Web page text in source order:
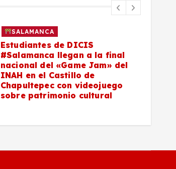
SALAMANCA
Estudiantes de DICIS
#Salamanca llegan a la final
nacional del «Game Jam» del
INAH en el Castillo de
Chapultepec con videojuego
sobre patrimonio cultural